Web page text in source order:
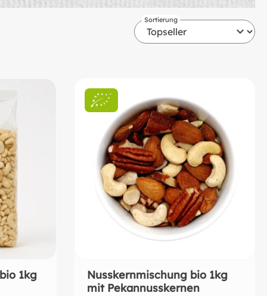
PROTEINE & FITNESS
MILCHALTERNATIVEN
RETTERRAMPE
VORTEILSPACKUNG
PLASTIKFREI VERPACKT
PRODUKT DES MONATS
ALKOHOLFREIE GETRÄNKE
ALKOHOLISCHE GETRÄNKE
Sortierung
1kg
Nusskernmischung bio 1kg
mit Pekannusskernen